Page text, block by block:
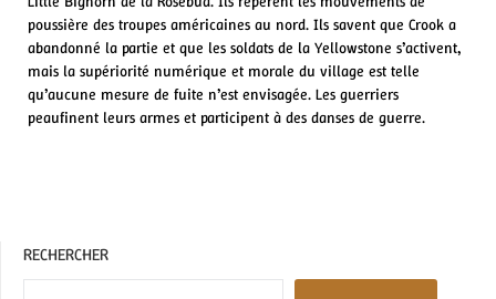
poussière des troupes américaines au nord. Ils savent que Crook a
abandonné la partie et que les soldats de la Yellowstone s’activent,
mais la supériorité numérique et morale du village est telle
qu’aucune mesure de fuite n’est envisagée. Les guerriers
peaufinent leurs armes et participent à des danses de guerre.
RECHERCHER